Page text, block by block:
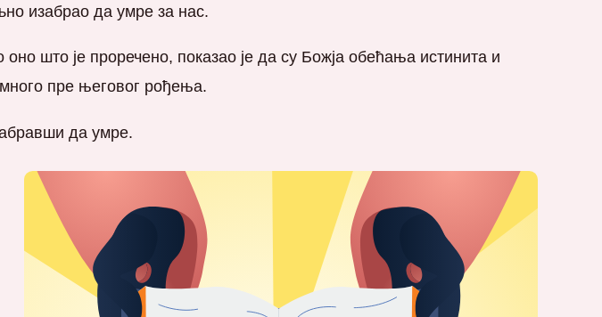
изабрао да умре за нас.
што је проречено, показао је да су Божја обећања истинита и
пре његовог рођења.
да умре.